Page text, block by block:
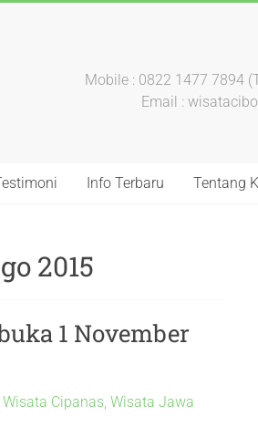
Mobile : 0822 1477 7894
Email :
Info Terbaru Tentang
2015
1 November
Wisata Cipanas, Wisata Jawa